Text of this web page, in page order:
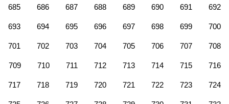
685 686 687 688 689 690 691 692
693 694 695 696 697 698 699 700
701 702 703 704 705 706 707 708
709 710 711 712 713 714 715 716
717 718 719 720 721 722 723 724